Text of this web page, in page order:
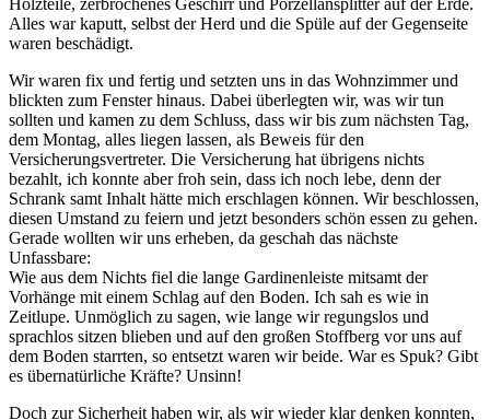
Holzteile, zerbrochenes Geschirr und Porzellansplitter auf der Erde.
Alles war kaputt, selbst der Herd und die Spüle auf der Gegenseite
waren beschädigt.
Wir waren fix und fertig und setzten uns in das Wohnzimmer und
blickten zum Fenster hinaus. Dabei überlegten wir, was wir tun
sollten und kamen zu dem Schluss, dass wir bis zum nächsten Tag,
dem Montag, alles liegen lassen, als Beweis für den
Versicherungsvertreter. Die Versicherung hat übrigens nichts
bezahlt, ich konnte aber froh sein, dass ich noch lebe, denn der
Schrank samt Inhalt hätte mich erschlagen können. Wir beschlossen,
diesen Umstand zu feiern und jetzt besonders schön essen zu gehen.
Gerade wollten wir uns erheben, da geschah das nächste
Unfassbare:
Wie aus dem Nichts fiel die lange Gardinenleiste mitsamt der
Vorhänge mit einem Schlag auf den Boden. Ich sah es wie in
Zeitlupe. Unmöglich zu sagen, wie lange wir regungslos und
sprachlos sitzen blieben und auf den großen Stoffberg vor uns auf
dem Boden starrten, so entsetzt waren wir beide. War es Spuk? Gibt
es übernatürliche Kräfte? Unsinn!
Doch zur Sicherheit haben wir, als wir wieder klar denken konnten,